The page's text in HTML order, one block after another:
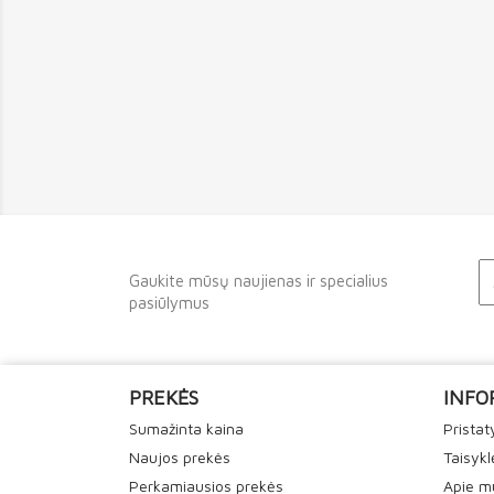
Gaukite mūsų naujienas ir specialius
pasiūlymus
PREKĖS
Sumažinta kaina
Naujos prekės
Perkamiausios prekės
Apie